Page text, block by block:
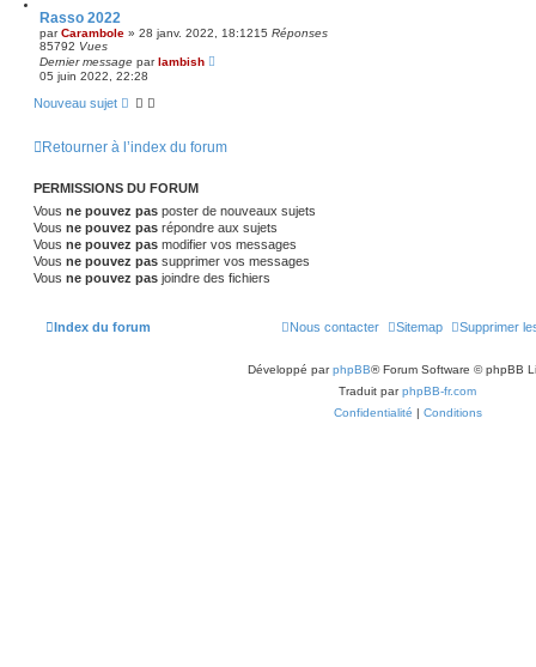
Rasso 2022
parCarambole » 28 janv. 2022, 18:1215 Réponses
85792 Vues
Dernier message parlambish
05 juin 2022, 22:28
Nouveau sujet
Retourner à l’index du forum
PERMISSIONS DU FORUM
Vous ne pouvez pas poster de nouveaux sujets
Vous ne pouvez pas répondre aux sujets
Vous ne pouvez pas modifier vos messages
Vous ne pouvez pas supprimer vos messages
Vous ne pouvez pas joindre des fichiers
Index du forum Supprimer
Sitemap
Nous contacter
Développé parphpBB® Forum Software © phpBB
Traduit parphpBB-fr.com
Confidentialité | Conditions